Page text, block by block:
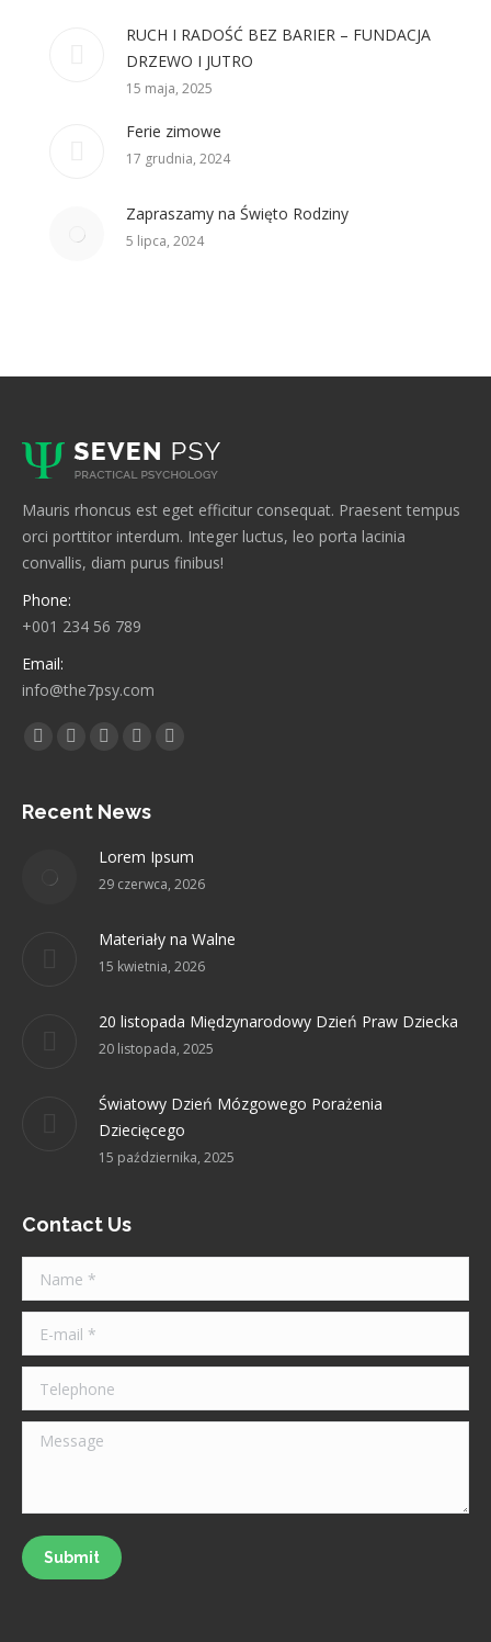
RUCH I RADOŚĆ BEZ BARIER – FUNDACJA
DRZEWO I JUTRO
15 maja, 2025
Ferie zimowe
17 grudnia, 2024
Zapraszamy na Święto Rodziny
5 lipca, 2024
Mauris rhoncus est eget efficitur consequat. Praesent tempus
orci porttitor interdum. Integer luctus, leo porta lacinia
convallis, diam purus finibus!
Phone:
+001 234 56 789
Email:
info@the7psy.com
Find us on:
opens
window
opens
new
window
opens
new
window
opens
new
window
new
window
Recent News
Lorem Ipsum
29 czerwca, 2026
Materiały na Walne
15 kwietnia, 2026
20 listopada Międzynarodowy Dzień Praw Dziecka
20 listopada, 2025
Światowy Dzień Mózgowego Porażenia
Dziecięcego
15 października, 2025
Contact Us
Name *
E-mail *
Telephone
Message
Submit